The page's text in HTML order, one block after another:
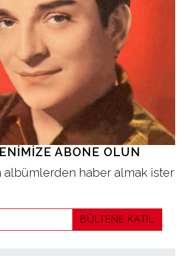
ABONE OLUN
albümlerden haber almak ister
BÜLTENE KATIL